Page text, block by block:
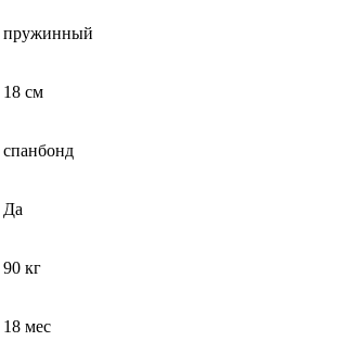
пружинный
18 см
спанбонд
Да
90 кг
18 мес